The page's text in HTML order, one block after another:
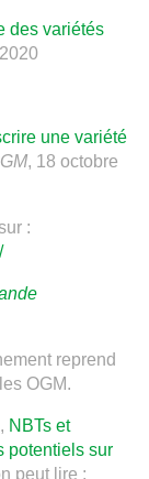
des variétés
une variété
, 18 octobre
:
reprend
OGM.
NBTs et
potentiels sur
peut lire :